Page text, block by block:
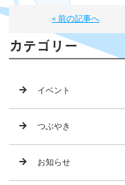
« 前の記事へ
カテゴリー
イベント
つぶやき
お知らせ